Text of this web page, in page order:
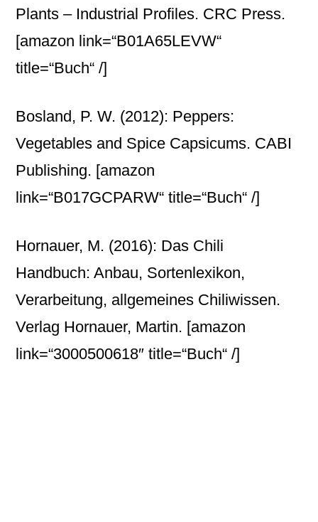
Plants – Industrial Profiles. CRC Press.
[amazon link=“B01A65LEVW“
title=“Buch“ /]
Bosland, P. W. (2012): Peppers:
Vegetables and Spice Capsicums. CABI
Publishing. [amazon
link=“B017GCPARW“ title=“Buch“ /]
Hornauer, M. (2016): Das Chili
Handbuch: Anbau, Sortenlexikon,
Verarbeitung, allgemeines Chiliwissen.
Verlag Hornauer, Martin. [amazon
link=“3000500618″ title=“Buch“ /]